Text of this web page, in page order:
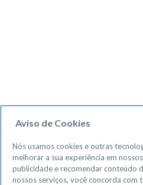
Aviso de Cookies
Nós usamos cookies e outras
melhorar a sua experiência em
publicidade e recomendar conteúdo
nossos serviços, você concorda